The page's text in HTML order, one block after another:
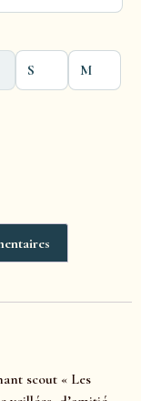
S M
scout « Les